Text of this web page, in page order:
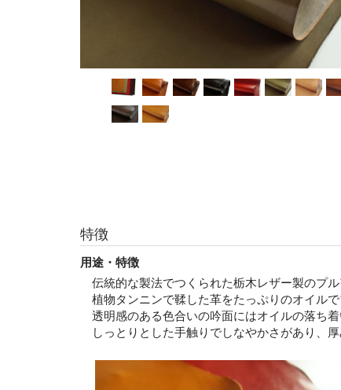
特徴
用途・特徴
伝統的な製法でつくられた栃木レザー製のプル
植物タンニンで鞣した革をたっぷりのオイル
透明感のある色合いの吟面にはオイルの落ち
しっとりとした手触りでしなやかさがあり、